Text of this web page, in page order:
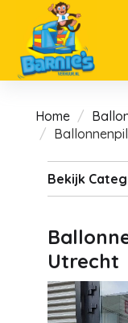
Home
Bekijk
Utrecht